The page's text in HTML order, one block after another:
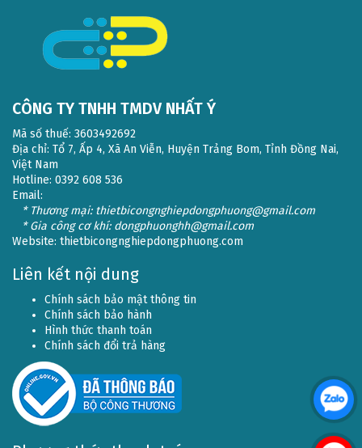
CÔNG TY TNHH TMDV NHẤT Ý
Mã số thuế: 3603492692
Địa chỉ: Tổ 7, Ấp 4, Xã An Viễn, Huyện Trảng Bom, Tỉnh Đồng Nai,
Việt Nam
Hotline: 0392 608 536
Email:
* Thương mại: thietbicongnghiepdongphuong@gmail.com
* Gia công cơ khí: dongphuonghh@gmail.com
Website: thietbicongnghiepdongphuong.com
Liên kết nội dung
Chính sách bảo mật thông tin
Chính sách bảo hành
Hình thức thanh toán
Chính sách đổi trả hàng